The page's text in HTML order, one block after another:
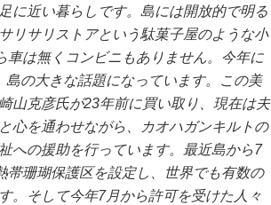
に近い暮らしです。島には開放的で明る
リサリストアという駄菓子屋のような小
車は無くコンビニもありません。今年に
の大きな話題になっています。この美
山克彦氏が23年前に買い取り、現在は夫
心を通わせながら、カオハガンキルトの
への援助を行っています。最近島から7
帯珊瑚保護区を設定し、世界でも有数の
。そして今年7月から許可を受けた人々